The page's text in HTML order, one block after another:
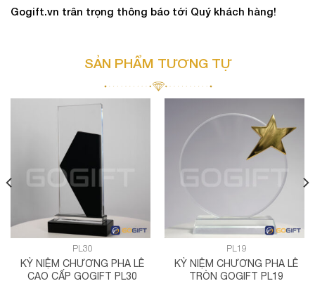
Gogift.vn trân trọng thông báo tới Quý khách hàng!
SẢN PHẨM TƯƠNG TỰ
PL30
KỶ NIỆM CHƯƠNG PHA LÊ
CAO CẤP GOGIFT PL30
PL19
KỶ NIỆM CHƯƠNG PHA LÊ
TRÒN GOGIFT PL19